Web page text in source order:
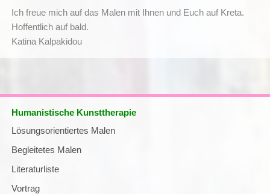
Ich freue mich auf das Malen mit Ihnen und Euch auf Kreta.
Hoffentlich auf bald.
Katina Kalpakidou
Humanistische Kunsttherapie
Navigation
überspringen
Lösungsorientiertes Malen
Begleitetes Malen
Literaturliste
Vortrag